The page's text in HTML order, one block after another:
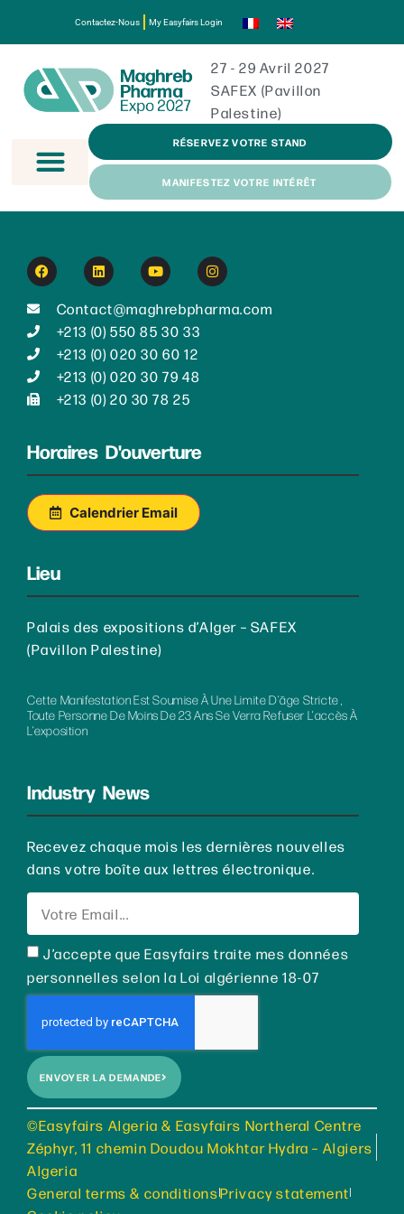
Contactez-Nous My Easyfairs Login
27 - 29 Avril 2027
SAFEX (Pavillon
Palestine)
RÉSERVEZ VOTRE STAND
MANIFESTEZ VOTRE INTÉRÊT
Contact@maghrebpharma.com
+213 (0) 550 85 30 33
+213 (0) 020 30 60 12
+213 (0) 020 30 79 48
+213 (0) 20 30 78 25
Horaires D'ouverture
Calendrier Email
Lieu
Palais des expositions d’Alger – SAFEX
(Pavillon Palestine)
Cette Manifestation Est Soumise À Une Limite D’âge Stricte ,
Toute Personne De Moins De 23 Ans Se Verra Refuser L’accès À
L’exposition
Industry News
Recevez chaque mois les dernières nouvelles
dans votre boîte aux lettres électronique.
J’accepte que Easyfairs traite mes données
personnelles selon la Loi algérienne 18-07
ENVOYER LA DEMANDE
©Easyfairs Algeria & Easyfairs Northeral Centre
Zéphyr, 11 chemin Doudou Mokhtar Hydra – Algiers
Algeria
General terms & conditionsPrivacy statement